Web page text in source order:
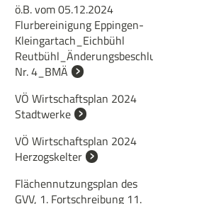
ö.B. vom 05.12.2024
Flurbereinigung Eppingen-
Kleingartach_Eichbühl
Reutbühl_Änderungsbeschluss
Nr. 4_BMÄ
VÖ Wirtschaftsplan 2024
Stadtwerke
VÖ Wirtschaftsplan 2024
Herzogskelter
Flächennutzungsplan des
GVV, 1. Fortschreibung 11.